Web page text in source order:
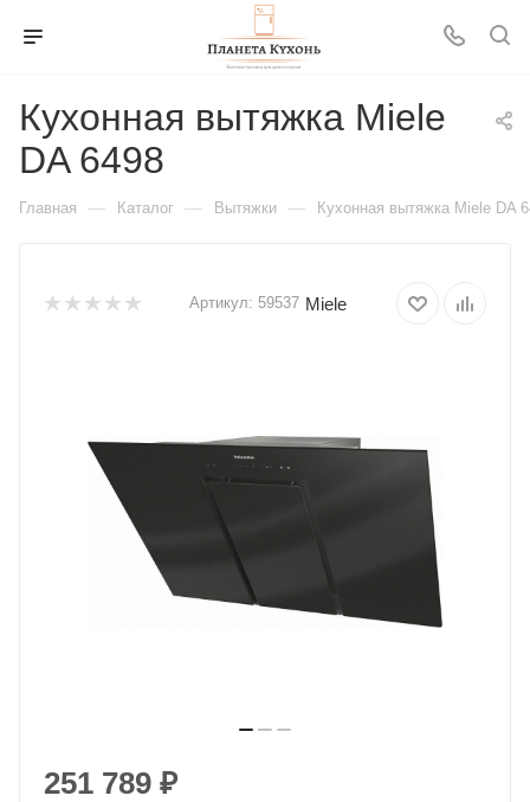
Кухонная вытяжка Miele
DA 6498
Главная — Каталог — Вытяжки — Кухонная вытяжка Miele DA
Артикул: 59537 Miele
251 789 ₽